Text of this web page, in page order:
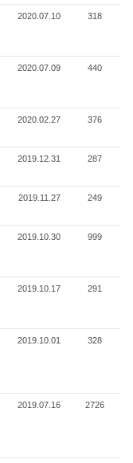
2020.07.10 318
2020.07.09 440
2020.02.27 376
2019.12.31 287
2019.11.27 249
2019.10.30 999
2019.10.17 291
2019.10.01 328
2019.07.16 2726